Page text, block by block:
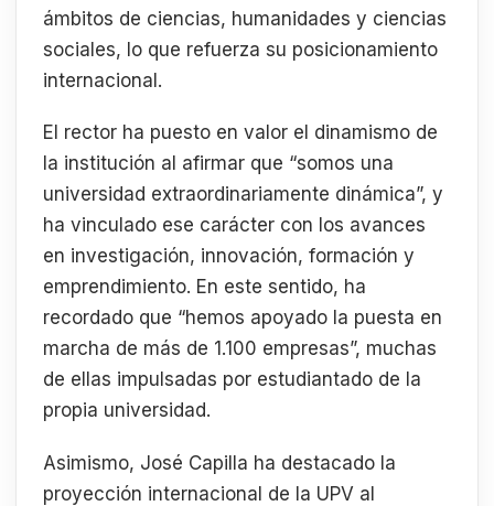
ámbitos de ciencias, humanidades y ciencias
sociales, lo que refuerza su posicionamiento
internacional.
El rector ha puesto en valor el dinamismo de
la institución al afirmar que “somos una
universidad extraordinariamente dinámica”, y
ha vinculado ese carácter con los avances
en investigación, innovación, formación y
emprendimiento. En este sentido, ha
recordado que “hemos apoyado la puesta en
marcha de más de 1.100 empresas”, muchas
de ellas impulsadas por estudiantado de la
propia universidad.
Asimismo, José Capilla ha destacado la
proyección internacional de la UPV al